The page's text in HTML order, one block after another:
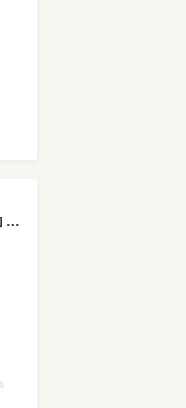
Pop Machine Mode 🤖 AI Music, Indie Pop & Dream Pop